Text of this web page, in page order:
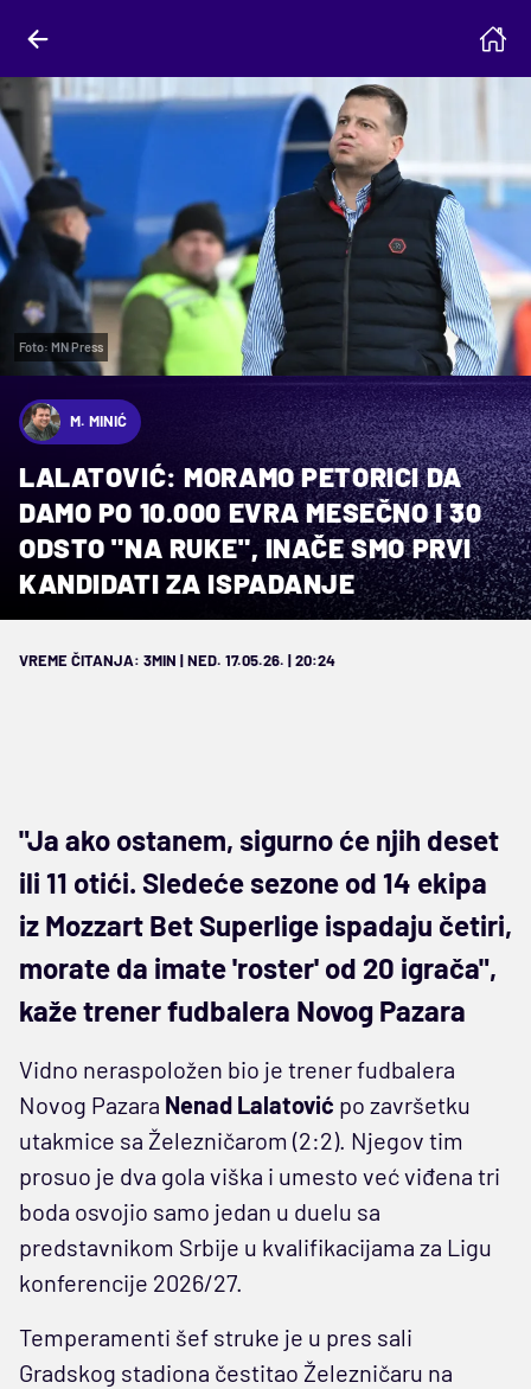
Foto: MN Press
M. MINIĆ
LALATOVIĆ: MORAMO PETORICI DA
DAMO PO 10.000 EVRA MESEČNO I 30
ODSTO "NA RUKE", INAČE SMO PRVI
KANDIDATI ZA ISPADANJE
VREME ČITANJA: 3MIN | NED. 17.05.26. | 20:24
"Ja ako ostanem, sigurno će njih deset
ili 11 otići. Sledeće sezone od 14 ekipa
iz Mozzart Bet Superlige ispadaju četiri,
morate da imate 'roster' od 20 igrača",
kaže trener fudbalera Novog Pazara
Vidno neraspoložen bio je trener fudbalera
Novog Pazara Nenad Lalatović po završetku
utakmice sa Železničarom (2:2). Njegov tim
prosuo je dva gola viška i umesto već viđena tri
boda osvojio samo jedan u duelu sa
predstavnikom Srbije u kvalifikacijama za Ligu
konferencije 2026/27.
Temperamenti šef struke je u pres sali
Gradskog stadiona čestitao Železničaru na